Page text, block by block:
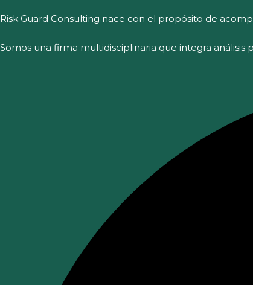
Risk Guard Consulting nace con el propósito de
Somos una firma multidisciplinaria que integra